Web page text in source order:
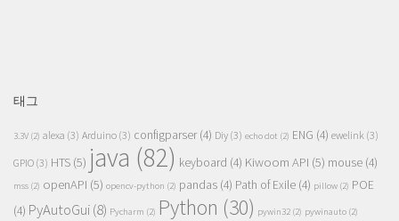
태그
3.3V (2) alexa (3) Arduino (3) configparser(4) Diy (3) echo dot (2) ENG (4) ewelink (3)
GPIO (3) HTS (5) java (82) keyboard (4) Kiwoom API (5) mouse (4)
mss (2) openAPI (5) opencv-python (2) pandas (4) Path of Exile (4) pillow (2) POE
(4) PyAutoGui(8) Pycharm (2) Python (30) pywin32 (2) pywinauto (2)